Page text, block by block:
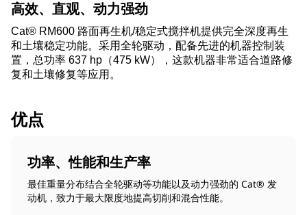
高效、直观、动力强劲
Cat® RM600 路面再生机/稳定式搅拌机提供完全深度再生
和土壤稳定功能。采用全轮驱动，配备先进的机器控制装
置，总功率 637 hp（475 kW），这款机器非常适合道路修
复和土壤修复等应用。
优点
功率、性能和生产率
最佳重量分布结合全轮驱动等功能以及动力强劲的 Cat® 发
动机，致力于最大限度地提高切削和混合性能。